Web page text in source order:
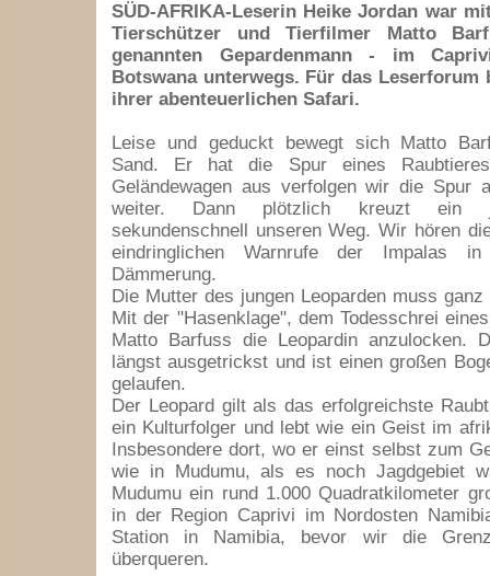
SÜD-AFRIKA-Leserin Heike Jordan war
Tierschützer und Tierfilmer Matto
genannten Gepardenmann - im
Botswana unterwegs. Für das Leserforum
ihrer abenteuerlichen Safari.
Leise und geduckt bewegt sich Matto
Sand. Er hat die Spur eines
Geländewagen aus verfolgen wir die Spur
weiter. Dann plötzlich kreuzt ein
sekundenschnell unseren Weg. Wir hören
eindringlichen Warnrufe der Impalas
Dämmerung.
Die Mutter des jungen Leoparden muss
Mit der "Hasenklage", dem Todesschrei
Matto Barfuss die Leopardin anzulocken.
längst ausgetrickst und ist einen großen
gelaufen.
Der Leopard gilt als das erfolgreichste
ein Kulturfolger und lebt wie ein Geist im
Insbesondere dort, wo er einst selbst zum
wie in Mudumu, als es noch Jagdgebiet
Mudumu ein rund 1.000 Quadratkilometer
in der Region Caprivi im Nordosten
Station in Namibia, bevor wir die
überqueren.